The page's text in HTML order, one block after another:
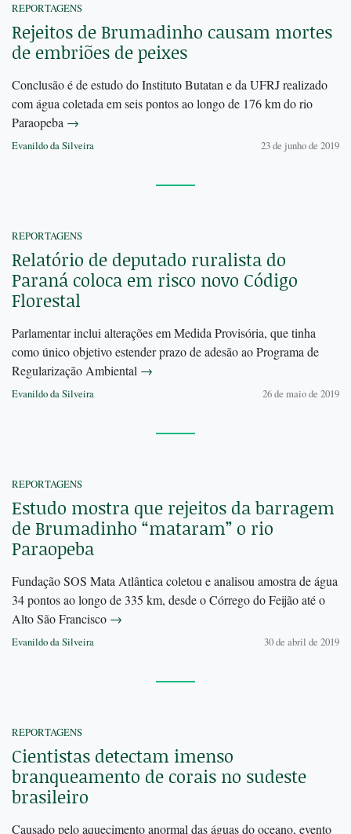
REPORTAGENS
Rejeitos de Brumadinho causam mortes
de embriões de peixes
Conclusão é de estudo do Instituto Butatan e da UFRJ realizado
com água coletada em seis pontos ao longo de 176 km do rio
Paraopeba →
Evanildo da Silveira 23 de junho de 2019
REPORTAGENS
Relatório de deputado ruralista do
Paraná coloca em risco novo Código
Florestal
Parlamentar inclui alterações em Medida Provisória, que tinha
como único objetivo estender prazo de adesão ao Programa de
Regularização Ambiental →
Evanildo da Silveira 26 de maio de 2019
REPORTAGENS
Estudo mostra que rejeitos da barragem
de Brumadinho “mataram” o rio
Paraopeba
Fundação SOS Mata Atlântica coletou e analisou amostra de água
34 pontos ao longo de 335 km, desde o Córrego do Feijão até o
Alto São Francisco →
Evanildo da Silveira 30 de abril de 2019
REPORTAGENS
Cientistas detectam imenso
branqueamento de corais no sudeste
brasileiro
Causado pelo aquecimento anormal das águas do oceano, evento